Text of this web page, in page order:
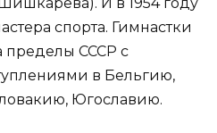
спорта. Гимнастки
пределы СССР с
в Бельгию,
Югославию.